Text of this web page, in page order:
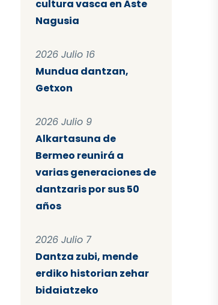
cultura vasca en Aste
Nagusia
2026 Julio 16
Mundua dantzan,
Getxon
2026 Julio 9
Alkartasuna de
Bermeo reunirá a
varias generaciones de
dantzaris por sus 50
años
2026 Julio 7
Dantza zubi, mende
erdiko historian zehar
bidaiatzeko